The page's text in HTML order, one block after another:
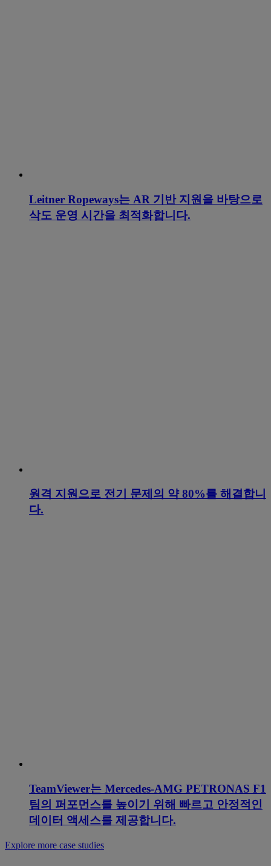
Leitner Ropeways는 AR 기반 지원을 바탕으로
삭도 운영 시간을 최적화합니다.
원격 지원으로 전기 문제의 약 80%를 해결합니
다.
TeamViewer는 Mercedes-AMG PETRONAS F1
팀의 퍼포먼스를 높이기 위해 빠르고 안정적인
데이터 액세스를 제공합니다.
Explore more case studies